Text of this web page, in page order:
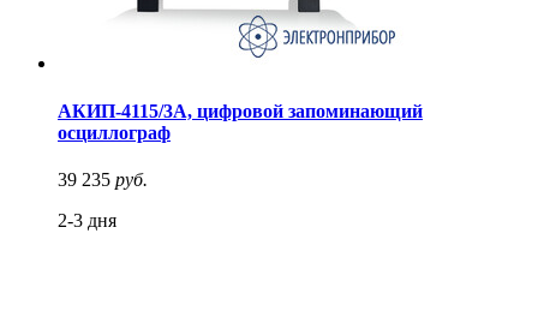
АКИП-4115/3А, цифровой запоминающий
осциллограф
39 235 руб.
2-3 дня